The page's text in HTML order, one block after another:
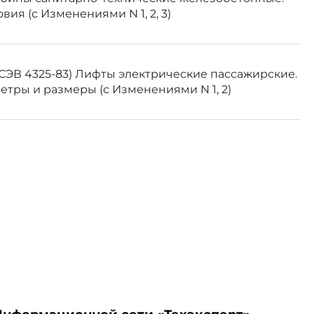
в страны с умеренным и
(с Изменениями N 1, 2, 3)
4325-83) Лифты электрические пассажирские.
и размеры (с Изменениями N 1, 2)